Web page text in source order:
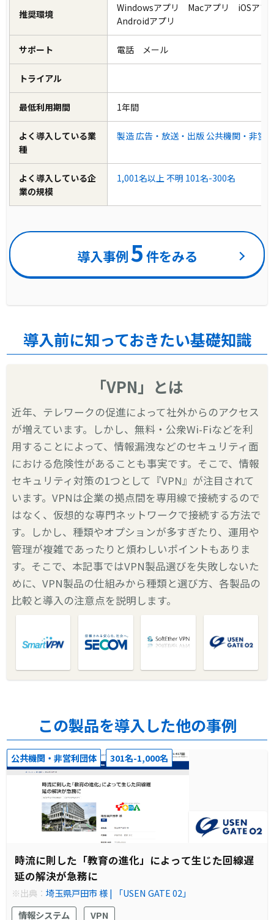
推奨環境
Windowsアプリ Macアプリ iOSア
Androidアプリ
サポート 電話 メール
トライアル
最低利用期間 1年間
よく導入している業
種
製造 広告・放送・出版 公共機関・非営
よく導入している企
業の規模
1,001名以上 不明 101名-300名
導入事例5 件をみる
導入前に知っておきたい基礎知識
「VPN」とは
近年、テレワークの促進によって社外からのアクセス
が増えています。しかし、無料・公衆Wi-Fiなどを利
用することによって、情報漏洩などのセキュリティ面
における危険性があることも事実です。そこで、情報
セキュリティ対策の1つとして『VPN』が注目されて
います。VPNは企業の拠点間を専用線で接続するので
はなく、仮想的な専門ネットワークで接続する方法で
す。しかし、種類やオプションが多すぎたり、運用や
管理が複雑であったりと煩わしいポイントもありま
す。そこで、本記事ではVPN製品選びを失敗しないた
めに、VPN製品の仕組みから種類と選び方、各製品の
比較と導入の注意点を説明します。
この製品を導入した他の事例
公共機関・非営利団体 301名-1,000名
時流に則した「教育の進化」によって生じた回線遅
延の解決が急務に
※出典：埼玉県戸田市 様 | 「USEN GATE 02」
情報システム
VPN